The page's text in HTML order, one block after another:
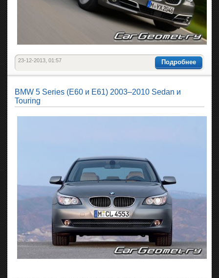
Подробнее
23-12-2013, 01:57
BMW 5 Series (E60 и E61) 2003–2010 Sedan и
Touring